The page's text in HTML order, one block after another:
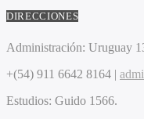
DIRECCIONES
Administración: Uruguay
+(54) 911 6642 8164 |
Estudios: Guido 1566.